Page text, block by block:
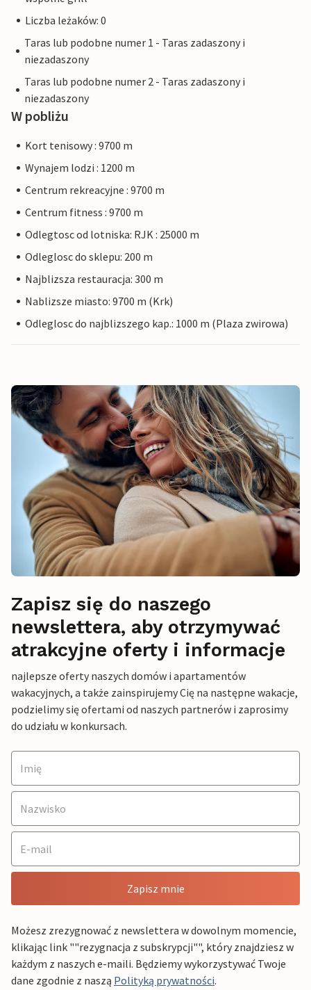
Liczba leżaków: 0
Taras lub podobne numer 1 - Taras zadaszony i
niezadaszony
Taras lub podobne numer 2 - Taras zadaszony i
niezadaszony
W pobliżu
Kort tenisowy : 9700 m
Wynajem lodzi : 1200 m
Centrum rekreacyjne : 9700 m
Centrum fitness : 9700 m
Odlegtosc od lotniska: RJK : 25000 m
Odleglosc do sklepu: 200 m
Najblizsza restauracja: 300 m
Nablizsze miasto: 9700 m (Krk)
Odleglosc do najblizszego kap.: 1000 m (Plaza zwirowa)
Zapisz się do naszego
newslettera, aby otrzymywać
atrakcyjne oferty i informacje
najlepsze oferty naszych domów i apartamentów
wakacyjnych, a także zainspirujemy Cię na następne wakacje,
podzielimy się ofertami od naszych partnerów i zaprosimy
do udziału w konkursach.
Zapisz mnie
Możesz zrezygnować z newslettera w dowolnym momencie,
klikając link ""rezygnacja z subskrypcji"", który znajdziesz w
każdym z naszych e-maili. Będziemy wykorzystywać Twoje
dane zgodnie z naszą Polityką prywatności.